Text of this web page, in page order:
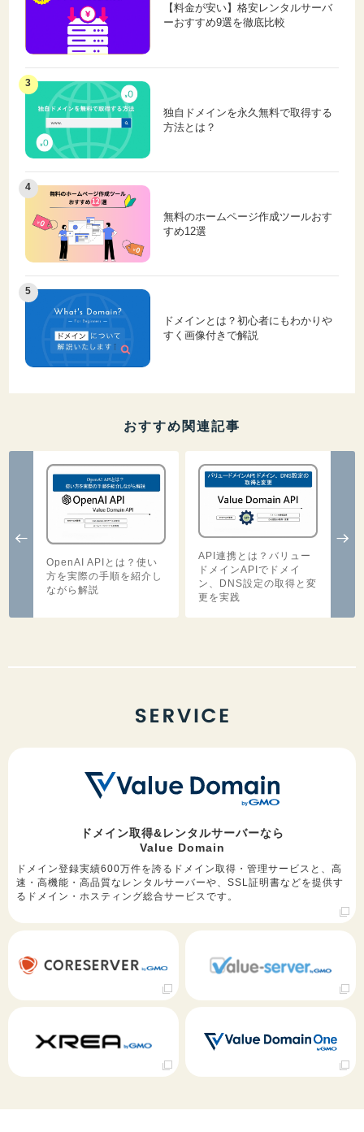
【料金が安い】格安レンタルサーバ
ーおすすめ9選を徹底比較
独自ドメインを永久無料で取得する
方法とは？
無料のホームページ作成ツールおす
すめ12選
ドメインとは？初心者にもわかりや
すく画像付きで解説
おすすめ関連記事
OpenAI APIとは？使い
方を実際の手順を紹介し
ながら解説
API連携とは？バリュー
ドメインAPIでドメイ
ン、DNS設定の取得と変
更を実践
ドメイン取得&レンタルサーバーなら
Value Domain
ドメイン登録実績600万件を誇るドメイン取得・管理サービスと、高
速・高機能・高品質なレンタルサーバーや、SSL証明書などを提供す
るドメイン・ホスティング総合サービスです。